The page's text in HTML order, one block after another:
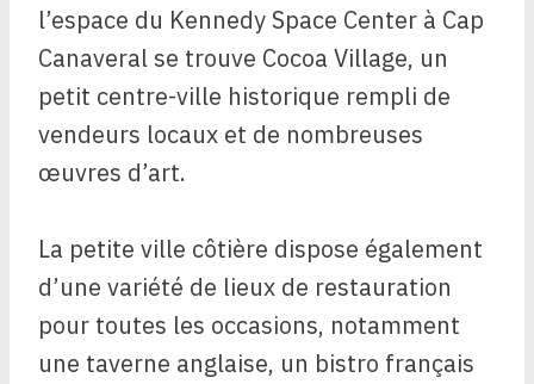
l’espace du Kennedy Space Center à Cap
Canaveral se trouve Cocoa Village, un
petit centre-ville historique rempli de
vendeurs locaux et de nombreuses
œuvres d’art.
La petite ville côtière dispose également
d’une variété de lieux de restauration
pour toutes les occasions, notamment
une taverne anglaise, un bistro français